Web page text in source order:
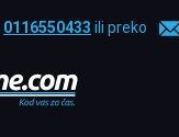
0116550433 ili preko